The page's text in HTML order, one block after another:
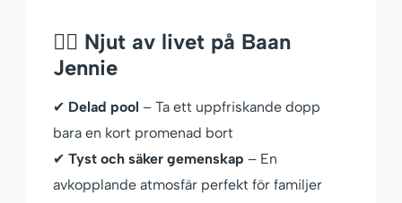
🏊‍♀️ Njut av livet på Baan
Jennie
✔ Delad pool – Ta ett uppfriskande dopp
bara en kort promenad bort
✔ Tyst och säker gemenskap – En
avkopplande atmosfär perfekt för familjer